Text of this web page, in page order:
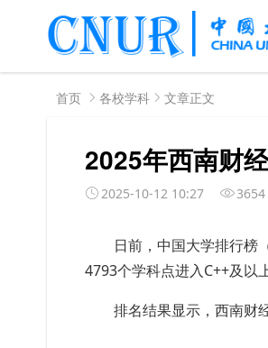
首页 各校学科 文章正文
2025年西南财
2025-10-12 10:27 3654
日前，中国大学排行榜
4793个学科点进入C++及以
排名结果显示，西南财